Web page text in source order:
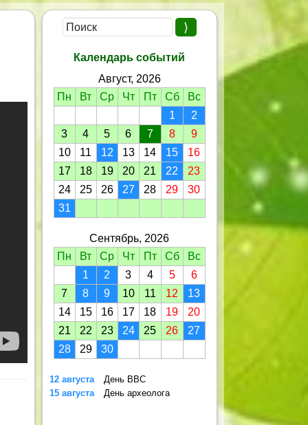
Календарь событий
Август, 2026
Пн
Вт Ср Чт Пт Сб
Вс
1
2
3
4 5 6 7 8
9
10
11 12 13 14 15
16
17
18 19 20 21 22
23
24
25 26 27 28 29
30
31
Сентябрь, 2026
Пн
Вт Ср Чт Пт Сб
Вс
1
2 3 4 5
6
7
8 9 10 11 12
13
14
15 16 17 18 19
20
21
22 23 24 25 26
27
28
29 30
12 августа
День ВВС
15 августа
День археолога